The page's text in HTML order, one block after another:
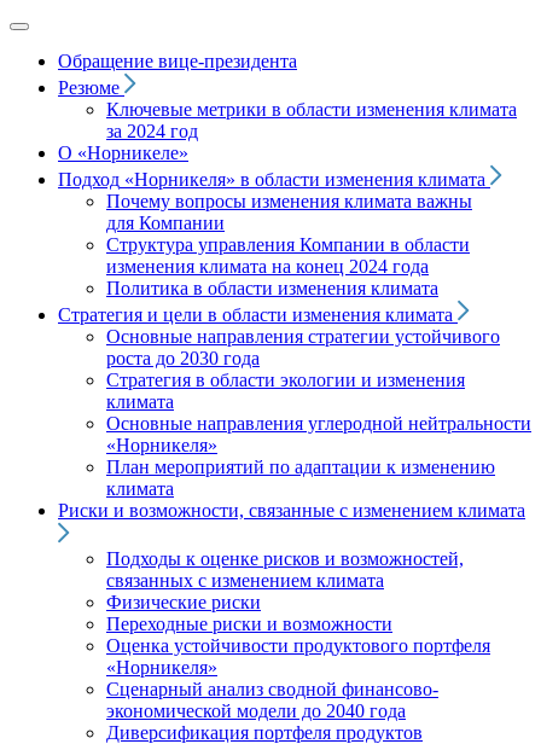
Обращение вице‑президента
Резюме
Ключевые метрики в области изменения климата
за 2024 год
О «Норникеле»
Подход «Норникеля» в области изменения климата
Почему вопросы изменения климата важны
для Компании
Структура управления Компании в области
изменения климата на конец 2024 года
Политика в области изменения климата
Стратегия и цели в области изменения климата
Основные направления стратегии устойчивого
роста до 2030 года
Стратегия в области экологии и изменения
климата
Основные направления углеродной нейтральности
«Норникеля»
План мероприятий по адаптации к изменению
климата
Риски и возможности, связанные с изменением климата
Подходы к оценке рисков и возможностей,
связанных с изменением климата
Физические риски
Переходные риски и возможности
Оценка устойчивости продуктового портфеля
«Норникеля»
Сценарный анализ сводной финансово-
экономической модели до 2040 года
Диверсификация портфеля продуктов